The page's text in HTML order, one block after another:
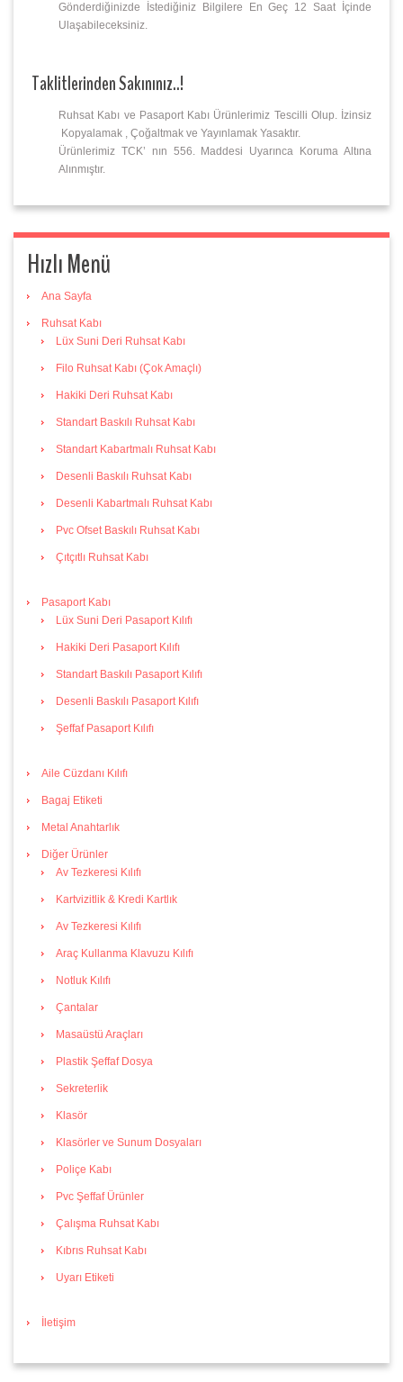
Gönderdiğinizde İstediğiniz Bilgilere En Geç 12 Saat İçinde
Ulaşabileceksiniz.
Taklitlerinden Sakınınız..!
Ruhsat Kabı ve Pasaport Kabı Ürünlerimiz Tescilli Olup. İzinsiz
Kopyalamak , Çoğaltmak ve Yayınlamak Yasaktır.
Ürünlerimiz TCK’ nın 556. Maddesi Uyarınca Koruma Altına
Alınmıştır.
Hızlı Menü
Ana Sayfa
Ruhsat Kabı
Lüx Suni Deri Ruhsat Kabı
Filo Ruhsat Kabı (Çok Amaçlı)
Hakiki Deri Ruhsat Kabı
Standart Baskılı Ruhsat Kabı
Standart Kabartmalı Ruhsat Kabı
Desenli Baskılı Ruhsat Kabı
Desenli Kabartmalı Ruhsat Kabı
Pvc Ofset Baskılı Ruhsat Kabı
Çıtçıtlı Ruhsat Kabı
Pasaport Kabı
Lüx Suni Deri Pasaport Kılıfı
Hakiki Deri Pasaport Kılıfı
Standart Baskılı Pasaport Kılıfı
Desenli Baskılı Pasaport Kılıfı
Şeffaf Pasaport Kılıfı
Aile Cüzdanı Kılıfı
Bagaj Etiketi
Metal Anahtarlık
Diğer Ürünler
Av Tezkeresi Kılıfı
Kartvizitlik & Kredi Kartlık
Av Tezkeresi Kılıfı
Araç Kullanma Klavuzu Kılıfı
Notluk Kılıfı
Çantalar
Masaüstü Araçları
Plastik Şeffaf Dosya
Sekreterlik
Klasör
Klasörler ve Sunum Dosyaları
Poliçe Kabı
Pvc Şeffaf Ürünler
Çalışma Ruhsat Kabı
Kıbrıs Ruhsat Kabı
Uyarı Etiketi
İletişim